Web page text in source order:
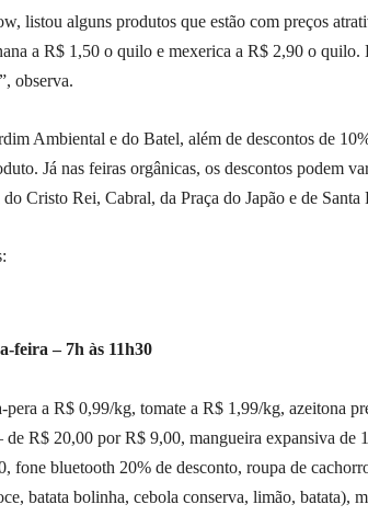
listou alguns produtos que estão com preços
a R$ 1,50 o quilo e mexerica a R$ 2,90 o quilo.
observa.
Ambiental e do Batel, além de descontos de
Já nas feiras orgânicas, os descontos podem
Cristo Rei, Cabral, da Praça do Japão e de Santa
feira – 7h às 11h30
pera a R$ 0,99/kg, tomate a R$ 1,99/kg, azeitona
R$ 20,00 por R$ 9,00, mangueira expansiva de
fone bluetooth 20% de desconto, roupa de
batata bolinha, cebola conserva, limão, batata),